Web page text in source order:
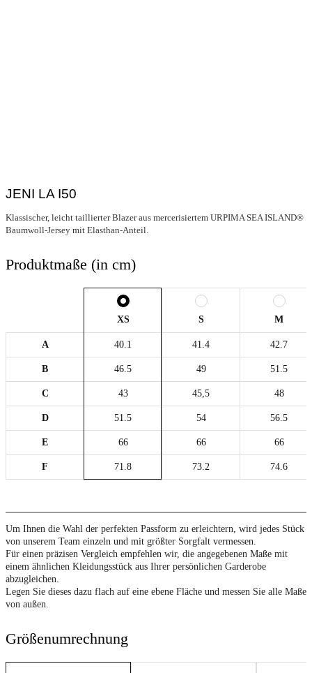
JENI LA I50
Klassischer, leicht taillierter Blazer aus mercerisiertem URPIMA SEA ISLAND®
Baumwoll-Jersey mit Elasthan-Anteil.
Produktmaße (in cm)
XS S M
A 40.1 41.4 42.7
B 46.5 49 51.5
C 43 45,5 48
D 51.5 54 56.5
E 66 66 66
F 71.8 73.2 74.6
Um Ihnen die Wahl der perfekten Passform zu erleichtern, wird jedes Stück
von unserem Team einzeln und mit größter Sorgfalt vermessen.
Für einen präzisen Vergleich empfehlen wir, die angegebenen Maße mit
einem ähnlichen Kleidungsstück aus Ihrer persönlichen Garderobe
abzugleichen.
Legen Sie dieses dazu flach auf eine ebene Fläche und messen Sie alle Maße
von außen.
Größenumrechnung